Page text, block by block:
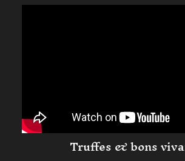
Truffes & bons